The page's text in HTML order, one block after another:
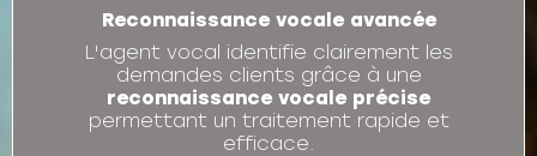
Reconnaissance vocale avancée
L'agent vocal identifie clairement les
demandes clients grâce à une
reconnaissance vocale précise
permettant un traitement rapide et
efficace.